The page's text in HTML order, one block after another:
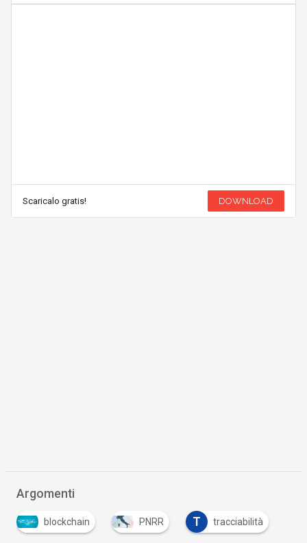
Scaricalo gratis! DOWNLOAD
Argomenti
blockchain PNRR T tracciabilità